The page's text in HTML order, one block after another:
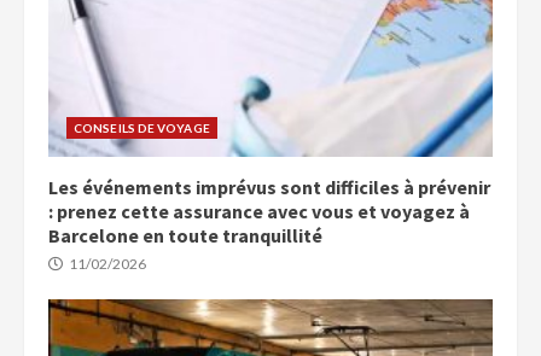
CONSEILS DE VOYAGE
Les événements imprévus sont difficiles à prévenir
: prenez cette assurance avec vous et voyagez à
Barcelone en toute tranquillité
11/02/2026